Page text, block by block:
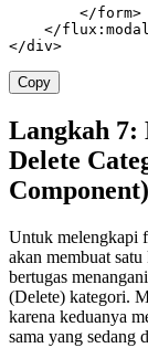
        </
form>
    </
flux : modal
</div>
Copy
Langkah 7:
Delete
Component)
Untuk melengkapi
akan membuat
bertugas
(Delete) kategori.
karena keduanya
sama yang sedang